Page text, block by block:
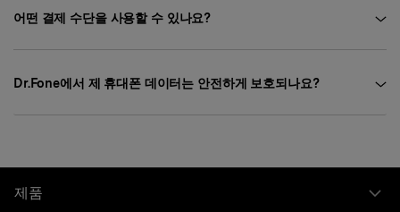
어떤 결제 수단을 사용할 수 있나요?
Dr.Fone에서 제 휴대폰 데이터는 안전하게 보호되나요?
제품